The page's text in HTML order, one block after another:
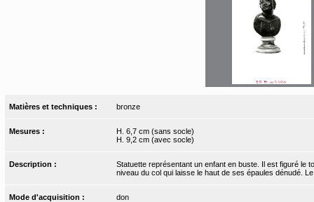
Matières et techniques : bronze
Mesures :
H. 6,7 cm (sans socle)
H. 9,2 cm (avec socle)
Description :
Statuette représentant un enfant en buste. Il est figuré le
niveau du col qui laisse le haut de ses épaules dénudé.
Mode d'acquisition : don